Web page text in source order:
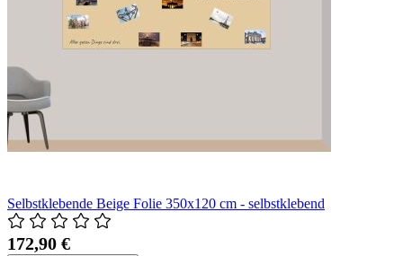
Selbstklebende Beige Folie 350x120 cm - selbstklebend
172,90 €